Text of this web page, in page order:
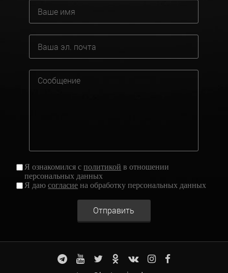
Я ознакомился сполитикой в отношении
персональных данных
Я даюсогласие на обработку персональных данных
Отправить